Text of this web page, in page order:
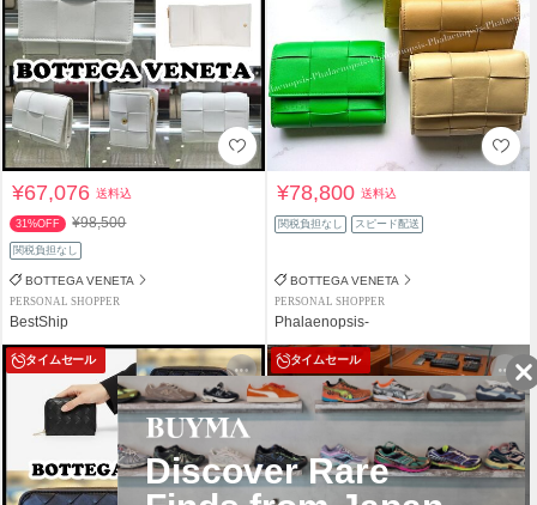
¥67,076送料込
31%OFF ¥98,500
関税負担なし
BOTTEGA VENETA
PERSONAL SHOPPER
BestShip
¥78,800送料込
関税負担なし スピード配送
BOTTEGA VENETA
PERSONAL SHOPPER
Phalaenopsis-
タイムセール タイムセール